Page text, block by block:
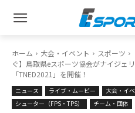
ホーム 大会・イベント スポーツ
ぐ】鳥取県eスポーツ協会がナイジェ
「TNED2021」を開催！
ニュース ライブ・ムービー 大会・イ
シューター（FPS・TPS）
チーム・団体